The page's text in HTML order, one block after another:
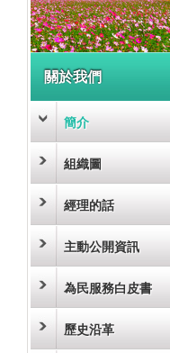
關於我們
簡介
組織圖
經理的話
主動公開資訊
為民服務白皮書
歷史沿革